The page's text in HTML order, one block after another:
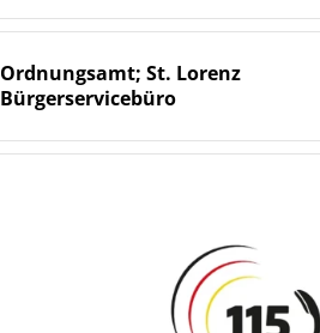
Ordnungsamt; St. Lorenz
Bürgerservicebüro